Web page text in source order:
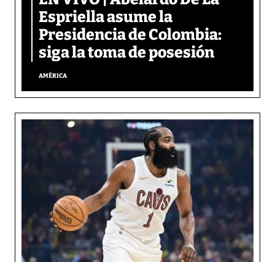
Espriella asume la
Presidencia de Colombia:
siga la toma de posesión
AMÉRICA